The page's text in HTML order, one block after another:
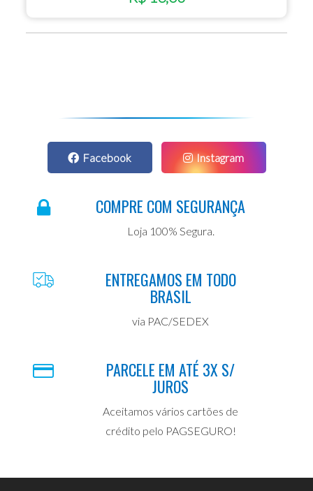
Facebook Instagram
COMPRE COM SEGURANÇA
Loja 100% Segura.
ENTREGAMOS EM TODO
BRASIL
via PAC/SEDEX
PARCELE EM ATÉ 3X S/
JUROS
Aceitamos vários cartões de
crédito pelo PAGSEGURO!